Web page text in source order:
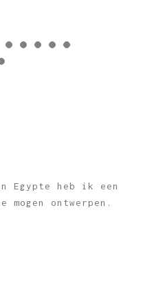
Egypte heb ik een
ontwerpen.